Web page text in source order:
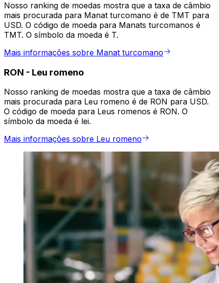
Nosso ranking de moedas mostra que a taxa de câmbio
mais procurada para Manat turcomano é de TMT para
USD. O código de moeda para Manats turcomanos é
TMT. O símbolo da moeda é T.
Mais informações sobre Manat turcomano
RON - Leu romeno
Nosso ranking de moedas mostra que a taxa de câmbio
mais procurada para Leu romeno é de RON para USD.
O código de moeda para Leus romenos é RON. O
símbolo da moeda é lei.
Mais informações sobre Leu romeno